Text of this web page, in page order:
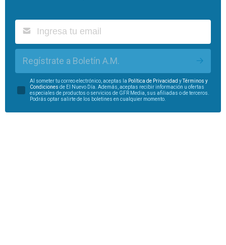
Regístrate a Boletín A.M.
Al someter tu correo electrónico, aceptas la Política de Privacidad yTérminos y
Condiciones de El Nuevo Día. Además, aceptas recibir información u ofertas
especiales de productos o servicios de GFR Media, sus afiliadas o de terceros.
Podrás optar salirte de los boletines en cualquier momento.